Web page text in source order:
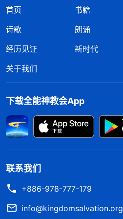
首页 书籍
诗歌
朗诵
经历见证
新时代
关于我们
下载全能神教会App
联系我们
+886-978-777-179
info@kingdomsalvation.org